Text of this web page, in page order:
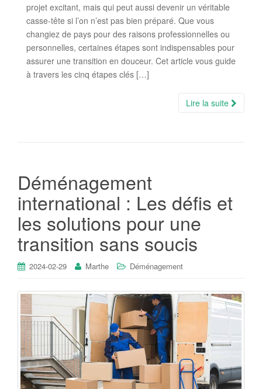
projet excitant, mais qui peut aussi devenir un véritable
casse-tête si l’on n’est pas bien préparé. Que vous
changiez de pays pour des raisons professionnelles ou
personnelles, certaines étapes sont indispensables pour
assurer une transition en douceur. Cet article vous guide
à travers les cinq étapes clés […]
Lire la suite
Déménagement
international : Les défis et
les solutions pour une
transition sans soucis
2024-02-29 Marthe Déménagement